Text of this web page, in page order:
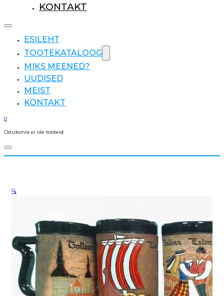
KONTAKT
ESILEHT
TOOTEKATALOOG
MIKS MEENED?
UUDISED
MEIST
KONTAKT
0
Ostukorvis ei ole tooteid.
🔍